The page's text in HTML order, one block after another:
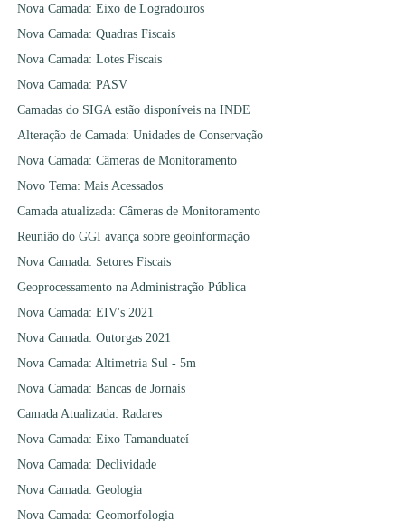
Nova Camada: Eixo de Logradouros
Nova Camada: Quadras Fiscais
Nova Camada: Lotes Fiscais
Nova Camada: PASV
Camadas do SIGA estão disponíveis na INDE
Alteração de Camada: Unidades de Conservação
Nova Camada: Câmeras de Monitoramento
Novo Tema: Mais Acessados
Camada atualizada: Câmeras de Monitoramento
Reunião do GGI avança sobre geoinformação
Nova Camada: Setores Fiscais
Geoprocessamento na Administração Pública
Nova Camada: EIV's 2021
Nova Camada: Outorgas 2021
Nova Camada: Altimetria Sul - 5m
Nova Camada: Bancas de Jornais
Camada Atualizada: Radares
Nova Camada: Eixo Tamanduateí
Nova Camada: Declividade
Nova Camada: Geologia
Nova Camada: Geomorfologia